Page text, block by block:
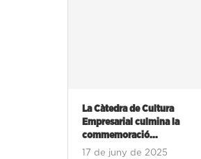
La Càtedra de Cultura
Empresarial culmina la
commemoració...
17 de juny de 2025